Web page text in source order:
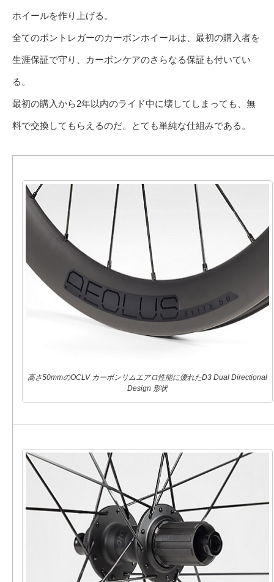
ホイールを作り上げる。
全てのボントレガーのカーボンホイールは、最初の購入者を
生涯保証で守り、カーボンケアのさらなる保証も付いてい
る。
最初の購入から2年以内のライド中に壊してしまっても、無
料で交換してもらえるのだ。とても単純な仕組みである。
高さ50mmのOCLV カーボンリムエアロ性能に優れたD3 Dual Directional
Design 形状